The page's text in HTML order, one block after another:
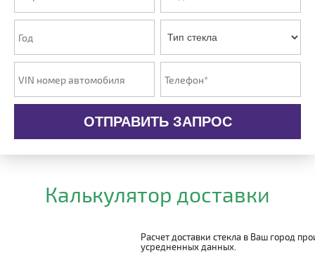
ОТПРАВИТЬ ЗАПРОС
Калькулятор доставки
Расчет доставки стекла в Ваш город
усредненных данных.